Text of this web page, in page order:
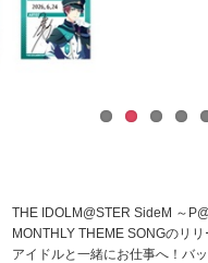
ガンダムシリーズ
ラブライブ！サンシャイン‼
THE IDOLM@STER SideM ～
MONTHLY THEME SONGのリ
アイドルと一緒にお仕事へ！バ